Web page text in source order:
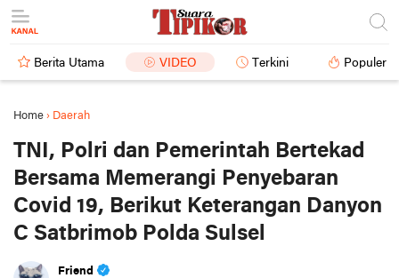
Berita Utama VIDEO Terkini Populer
Home › Daerah
TNI, Polri dan Pemerintah Bertekad
Bersama Memerangi Penyebaran
Covid 19, Berikut Keterangan Danyon
C Satbrimob Polda Sulsel
Friend